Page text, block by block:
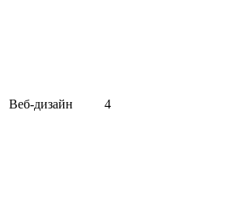
Веб-дизайн 4